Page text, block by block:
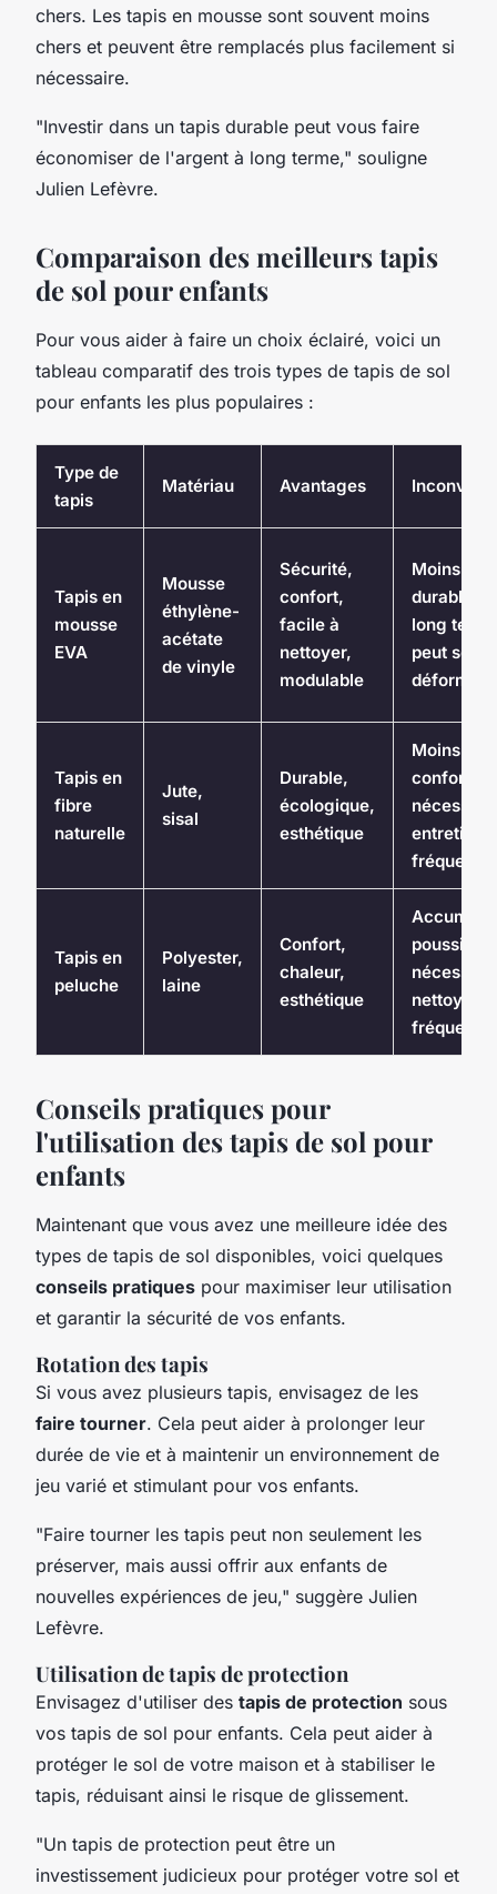
chers. Les tapis en mousse sont souvent moins
chers et peuvent être remplacés plus facilement si
nécessaire.
"Investir dans un tapis durable peut vous faire
économiser de l'argent à long terme," souligne
Julien Lefèvre.
Comparaison des meilleurs tapis
de sol pour enfants
Pour vous aider à faire un choix éclairé, voici un
tableau comparatif des trois types de tapis de sol
pour enfants les plus populaires :
Type de
tapis
Matériau Avantages
Tapis en
mousse
EVA
Mousse
éthylène-
acétate
de vinyle
Sécurité,
confort,
facile à
nettoyer,
modulable
Moins
durable à
long
peut se
déformer
Tapis en
fibre
naturelle
Jute,
sisal
Durable,
écologique,
esthétique
Moins
nécessite
entretien
fréquent
Tapis en
peluche
Polyester,
laine
Confort,
chaleur,
esthétique
Accumule
poussière,
nécessite
nettoyage
fréquent
Conseils pratiques pour
l'utilisation des tapis de sol pour
enfants
Maintenant que vous avez une meilleure idée des
types de tapis de sol disponibles, voici quelques
conseils pratiques pour maximiser leur utilisation
et garantir la sécurité de vos enfants.
Rotation des tapis
Si vous avez plusieurs tapis, envisagez de les
faire tourner. Cela peut aider à prolonger leur
durée de vie et à maintenir un environnement de
jeu varié et stimulant pour vos enfants.
"Faire tourner les tapis peut non seulement les
préserver, mais aussi offrir aux enfants de
nouvelles expériences de jeu," suggère Julien
Lefèvre.
Utilisation de tapis de protection
Envisagez d'utiliser des tapis de protection sous
vos tapis de sol pour enfants. Cela peut aider à
protéger le sol de votre maison et à stabiliser le
tapis, réduisant ainsi le risque de glissement.
"Un tapis de protection peut être un
investissement judicieux pour protéger votre sol et